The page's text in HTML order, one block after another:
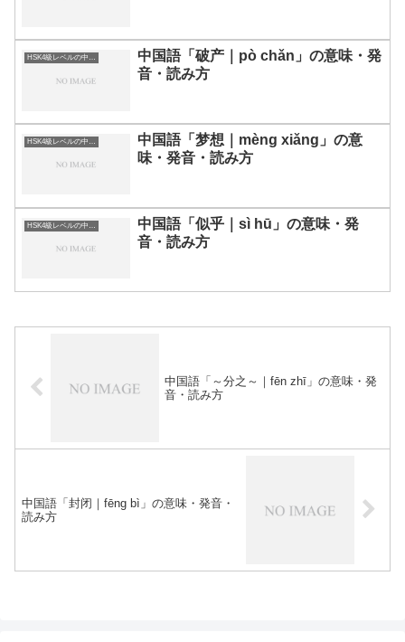
HSK4級レベルの中国語
中国語「破产｜pò chǎn」の意味・発
音・読み方
中国語「梦想｜mèng xiǎng」の意
味・発音・読み方
中国語「似乎｜sì hū」の意味・発
音・読み方
中国語「～分之～｜fēn zhī」の意味・発
音・読み方
中国語「封闭｜fēng bì」の意味・発音・
読み方